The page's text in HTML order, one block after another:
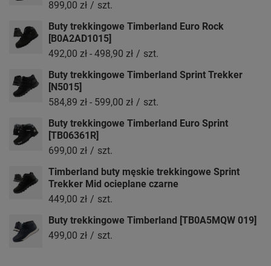
899,00 zł / szt.
Buty trekkingowe Timberland Euro Rock
[B0A2AD1015]
492,00 zł - 498,90 zł / szt.
Buty trekkingowe Timberland Sprint Trekker
[N5015]
584,89 zł - 599,00 zł / szt.
Buty trekkingowe Timberland Euro Sprint
[TB06361R]
699,00 zł / szt.
Timberland buty męskie trekkingowe Sprint
Trekker Mid ocieplane czarne
449,00 zł / szt.
Buty trekkingowe Timberland [TB0A5MQW 019]
499,00 zł / szt.